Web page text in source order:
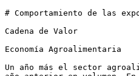
# Comportamiento de las
Cadena de Valor
Economía Agroalimentaria
Un año más el sector